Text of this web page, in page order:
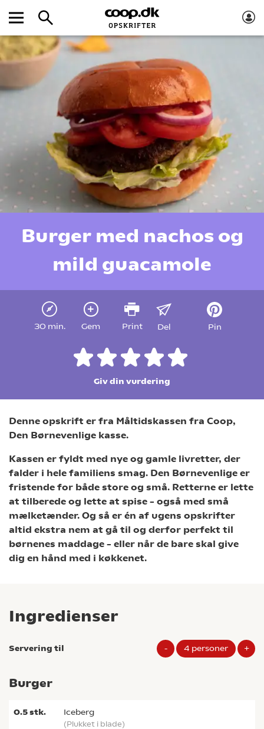
Burger med nachos og
mild guacamole
30 min. Gem Print Del Pin
Giv din vurdering
Denne opskrift er fra Måltidskassen fra Coop,
Den Børnevenlige kasse.
Kassen er fyldt med nye og gamle livretter, der
falder i hele familiens smag. Den Børnevenlige er
fristende for både store og små. Retterne er lette
at tilberede og lette at spise – også med små
mælketænder. Og så er én af ugens opskrifter
altid ekstra nem at gå til og derfor perfekt til
børnenes maddage – eller når de bare skal give
dig en hånd med i køkkenet.
Ingredienser
Servering til - 4 personer +
Burger
0.5stk. iceberg
(plukket i blade)